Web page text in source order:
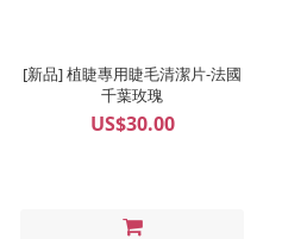
[新品] 植睫專用睫毛清潔片-法國
千葉玫瑰
US$30.00